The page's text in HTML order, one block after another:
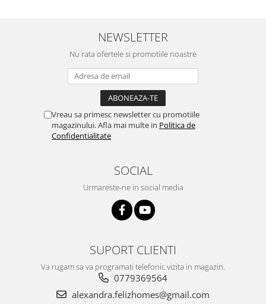
NEWSLETTER
Nu rata ofertele si promotiile noastre
Vreau sa primesc newsletter cu promotiile
magazinului. Afla mai multe in Politica de
Confidentialitate
SOCIAL
Urmareste-ne in social media
SUPORT CLIENTI
Va rugam sa va programati telefonic vizita in magazin.
0779369564
alexandra.felizhomes@gmail.com